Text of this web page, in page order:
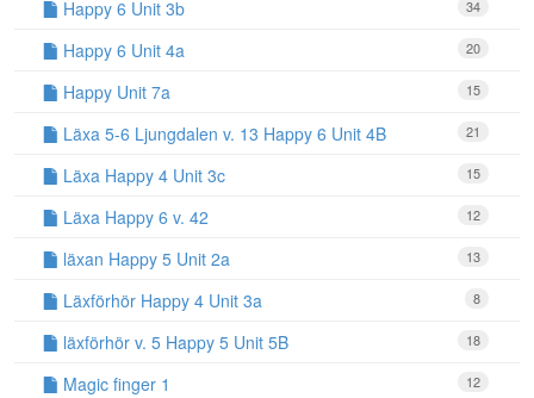
34
Happy 6 Unit 3b
20
Happy 6 Unit 4a
15
Happy Unit 7a
21
Läxa 5-6 Ljungdalen v. 13 Happy 6 Unit 4B
15
Läxa Happy 4 Unit 3c
12
Läxa Happy 6 v. 42
13
läxan Happy 5 Unit 2a
8
Läxförhör Happy 4 Unit 3a
18
läxförhör v. 5 Happy 5 Unit 5B
12
Magic finger 1